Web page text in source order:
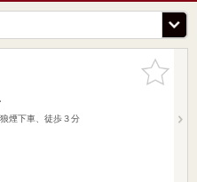
お気に入
りに追加
煙下車、徒歩３分